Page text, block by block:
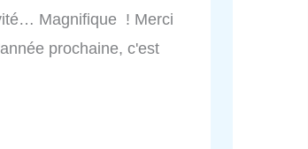
Magnifique ! Merci
prochaine, c'est